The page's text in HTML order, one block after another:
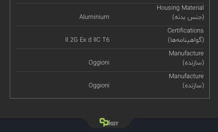
Housing Material
(جنس بدنه)
Aluminium
Certifications
(گواهینامه‌ها)
II 2G Ex d IIC T6
Manufacture
(سازنده)
Oggioni
Manufacture
(سازنده)
Oggioni